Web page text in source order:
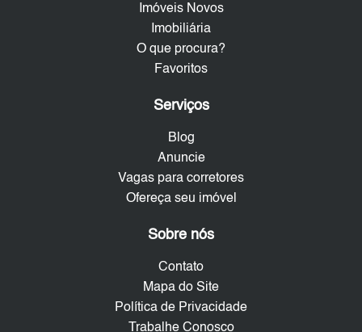
Imóveis Novos
Imobiliária
O que procura?
Favoritos
Serviços
Blog
Anuncie
Vagas para corretores
Ofereça seu imóvel
Sobre nós
Contato
Mapa do Site
Política de Privacidade
Trabalhe Conosco